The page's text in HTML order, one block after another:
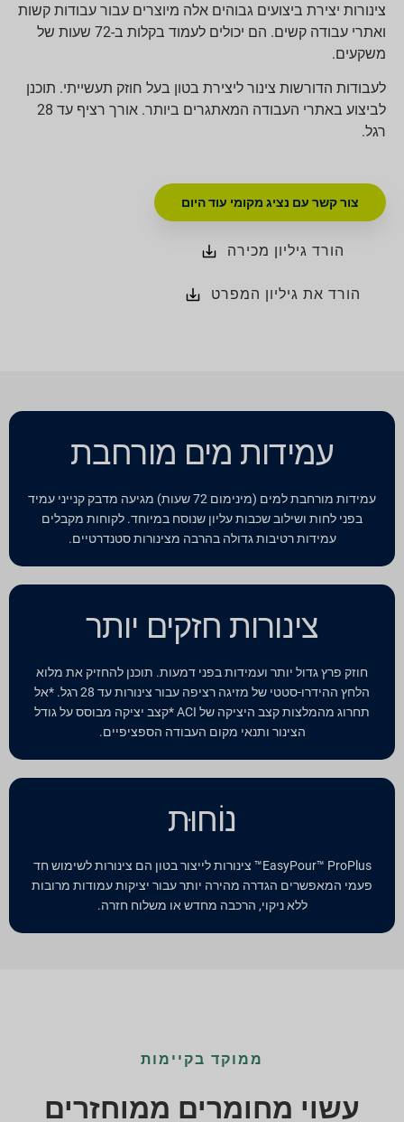
צינורות יצירת ביצועים גבוהים אלה מיוצרים עבור עבודות קשות
ואתרי עבודה קשים. הם יכולים לעמוד בקלות ב-72 שעות של
משקעים.
לעבודות הדורשות צינור ליצירת בטון בעל חוזק תעשייתי. תוכנן
לביצוע באתרי העבודה המאתגרים ביותר. אורך רציף עד 28
רגל.
צור קשר עם נציג מקומי עוד היום
הורד גיליון מכירה
הורד את גיליון המפרט
עמידות מים מורחבת
עמידות מורחבת למים (מינימום 72 שעות) מגיעה מדבק קנייני עמיד
בפני לחות ושילוב שכבות עליון שנוסח במיוחד. לקוחות מקבלים
עמידות רטיבות גדולה בהרבה מצינורות סטנדרטיים.
צינורות חזקים יותר
חוזק פרץ גדול יותר ועמידות בפני דמעות. תוכנן להחזיק את מלוא
הלחץ ההידרו-סטטי של מזיגה רציפה עבור צינורות עד 28 רגל. *אל
תחרוג מהמלצות קצב היציקה של ACI *קצב יציקה מבוסס על גודל
הצינור ותנאי מקום העבודה הספציפיים.
נוֹחוּת
EasyPour™ ProPlus™ צינורות לייצור בטון הם צינורות לשימוש חד
פעמי המאפשרים הגדרה מהירה יותר עבור יציקות עמודות מרובות
ללא ניקוי, הרכבה מחדש או משלוח חזרה.
ממוקד בקיימות
עשוי מחומרים ממוחזרים